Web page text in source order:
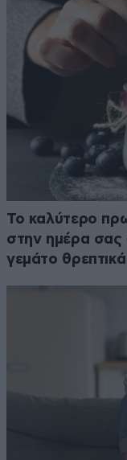
Το καλύτερο
στην ημέρα σας
γεμάτο θρεπτικά